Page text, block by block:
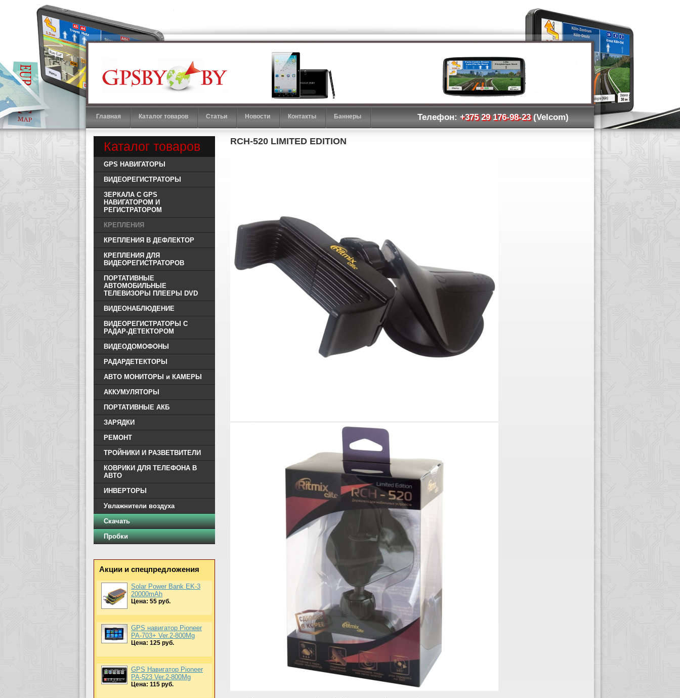
Главная Каталог товаров Статьи Новости Контакты Баннеры Телефон:+375 29 176-98-23(Velcom)
Каталог товаров
GPS НАВИГАТОРЫ
ВИДЕОРЕГИСТРАТОРЫ
ЗЕРКАЛА С GPS
НАВИГАТОРОМ И
РЕГИСТРАТОРОМ
КРЕПЛЕНИЯ
КРЕПЛЕНИЯ В ДЕФЛЕКТОР
КРЕПЛЕНИЯ ДЛЯ
ВИДЕОРЕГИСТРАТОРОВ
ПОРТАТИВНЫЕ
АВТОМОБИЛЬНЫЕ
ТЕЛЕВИЗОРЫ ПЛЕEРЫ DVD
ВИДЕОНАБЛЮДЕНИЕ
ВИДЕОРЕГИСТРАТОРЫ С
РАДАР-ДЕТЕКТОРОМ
ВИДЕОДОМОФОНЫ
РАДАРДЕТЕКТОРЫ
АВТО МОНИТОРЫ и КАМЕРЫ
АККУМУЛЯТОРЫ
ПОРТАТИВНЫЕ АКБ
ЗАРЯДКИ
РЕМОНТ
ТРОЙНИКИ И РАЗВЕТВИТЕЛИ
КОВРИКИ ДЛЯ ТЕЛЕФОНА В
АВТО
ИНВЕРТОРЫ
Увлажнители воздуха
Скачать
Пробки
Акции и спецпредложения
Solar Power Bank EK-3
20000mAh
Цена: 55 руб.
GPS навигатор Pioneer
PA-703+ Ver.2-800Mg
Цена: 125 руб.
GPS Навигатор Pioneer
PA-523 Ver.2-800Mg
Цена: 115 руб.
RCH-520 LIMITED EDITION